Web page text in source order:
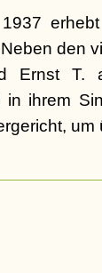
den
Ernst T.
in ihrem